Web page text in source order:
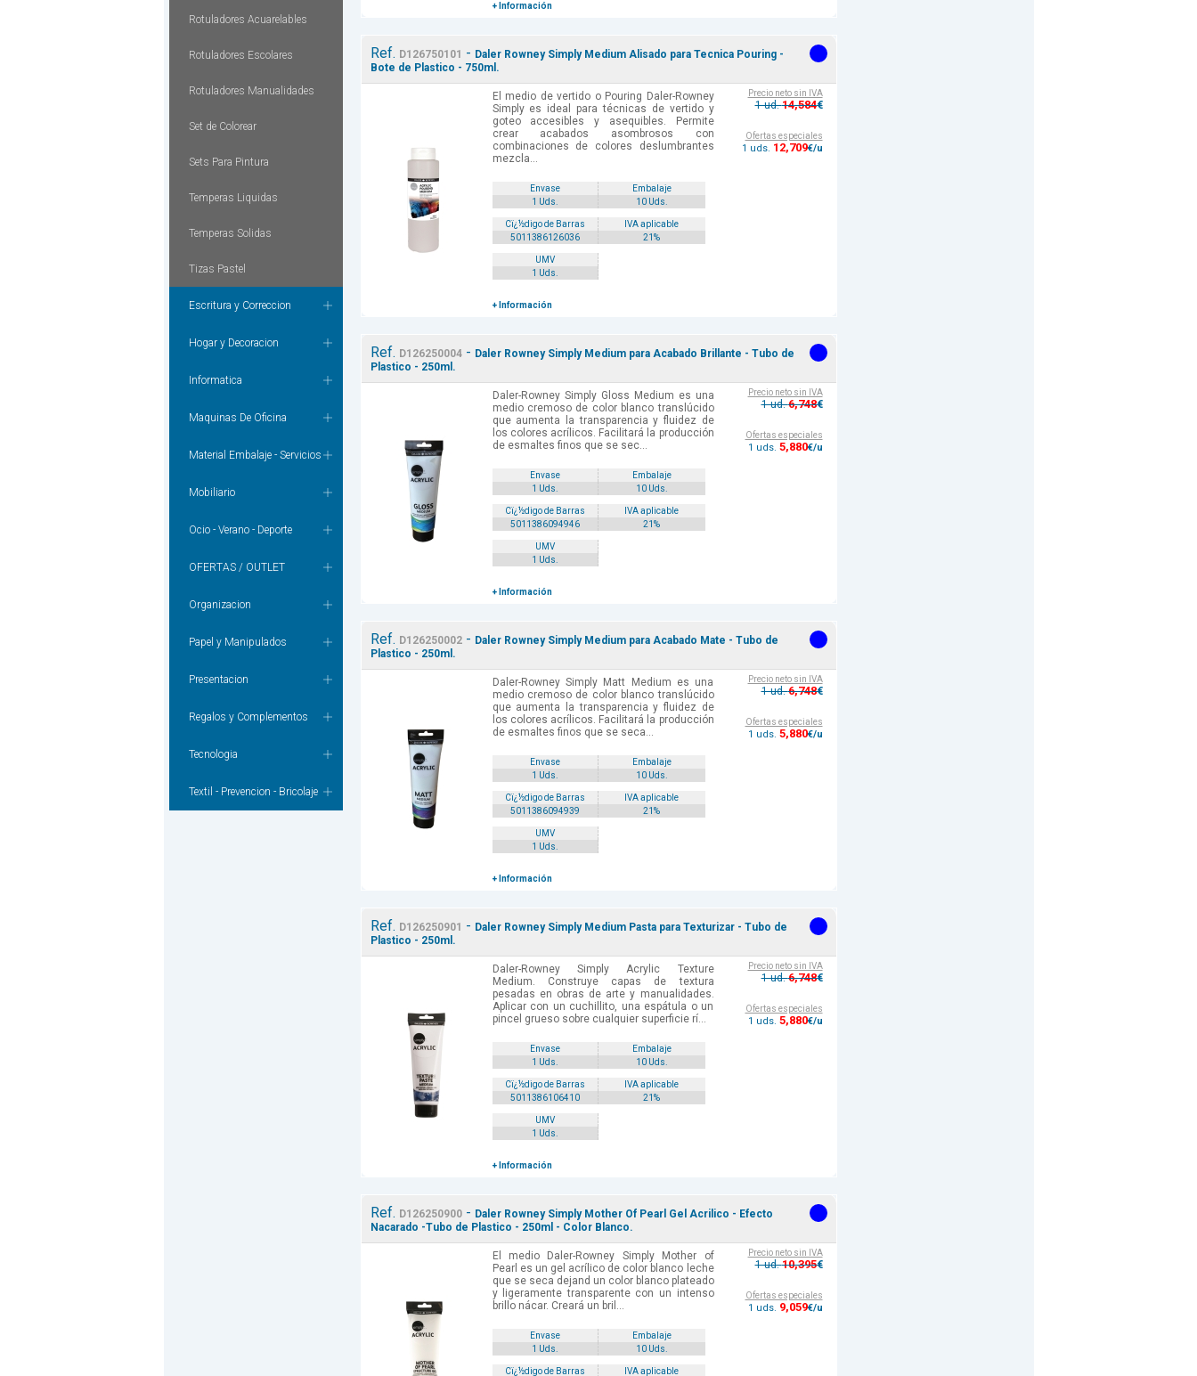
Rotuladores Acuarelables
Rotuladores Escolares
Rotuladores Manualidades
Set de Colorear
Sets Para Pintura
Temperas Liquidas
Temperas Solidas
Tizas Pastel
Escritura y Correccion
Hogar y Decoracion
Informatica
Maquinas De Oficina
Material Embalaje - Servicios
Mobiliario
Ocio - Verano - Deporte
OFERTAS / OUTLET
Organizacion
Papel y Manipulados
Presentacion
Regalos y Complementos
Tecnologia
Textil - Prevencion - Bricolaje
+ Información
Ref. D126750101 - Daler Rowney Simply Medium Alisado para Tecnica Pouring -
Bote de Plastico - 750ml.
El medio de vertido o Pouring Daler-Rowney
Simply es ideal para técnicas de vertido y
goteo accesibles y asequibles. Permite
crear acabados asombrosos con
combinaciones de colores deslumbrantes
mezcla...
Envase
Embalaje
1 Uds.
10 Uds.
Cï¿½digo de Barras
IVA aplicable
5011386126036
21%
UMV
1 Uds.
+ Información
Precio neto sin IVA
1 ud.14,584€
Ofertas especiales
1 uds. 12,709€/u
Ref. D126250004- Daler Rowney Simply Medium para Acabado Brillante - Tubo de
Plastico - 250ml.
Daler-Rowney Simply Gloss Medium es una
medio cremoso de color blanco translúcido
que aumenta la transparencia y fluidez de
los colores acrílicos. Facilitará la producción
de esmaltes finos que se sec...
Envase
Embalaje
1 Uds.
10 Uds.
Cï¿½digo de Barras
IVA aplicable
5011386094946
21%
UMV
1 Uds.
+ Información
Precio neto sin IVA
1 ud.6,748€
Ofertas especiales
1 uds. 5,880€/u
Ref. D126250002- Daler Rowney Simply Medium para Acabado Mate - Tubo de
Plastico - 250ml.
Daler-Rowney Simply Matt Medium es una
medio cremoso de color blanco translúcido
que aumenta la transparencia y fluidez de
los colores acrílicos. Facilitará la producción
de esmaltes finos que se seca...
Envase
Embalaje
1 Uds.
10 Uds.
Cï¿½digo de Barras
IVA aplicable
5011386094939
21%
UMV
1 Uds.
+ Información
Precio neto sin IVA
1 ud.6,748€
Ofertas especiales
1 uds. 5,880€/u
Ref. D126250901 - Daler Rowney Simply Medium Pasta para Texturizar - Tubo de
Plastico - 250ml.
Daler-Rowney Simply Acrylic Texture
Medium. Construye capas de textura
pesadas en obras de arte y manualidades.
Aplicar con un cuchillito, una espátula o un
pincel grueso sobre cualquier superficie rí...
Envase
Embalaje
1 Uds.
10 Uds.
Cï¿½digo de Barras
IVA aplicable
5011386106410
21%
UMV
1 Uds.
+ Información
Precio neto sin IVA
1 ud.6,748€
Ofertas especiales
1 uds. 5,880€/u
Ref. D126250900- Daler Rowney Simply Mother Of Pearl Gel Acrilico - Efecto
Nacarado -Tubo de Plastico - 250ml - Color Blanco.
El medio Daler-Rowney Simply Mother of
Pearl es un gel acrílico de color blanco leche
que se seca dejand un color blanco plateado
y ligeramente transparente con un intenso
brillo nácar. Creará un bril...
Envase
Embalaje
1 Uds.
10 Uds.
Cï¿½digo de Barras IVA aplicable
Precio neto sin IVA
1 ud.10,395€
Ofertas especiales
1 uds. 9,059€/u